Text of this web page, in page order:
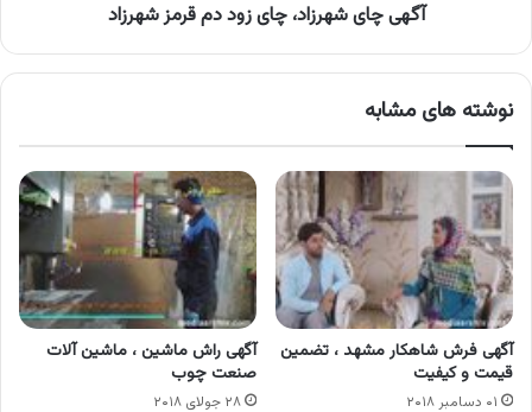
آگهی چای شهرزاد، چای زود دم قرمز شهرزاد
نوشته های مشابه
آگهی فرش شاهکار مشهد ، تضمین
قیمت و کیفیت
۰۱ دسامبر ۲۰۱۸
آگهی راش ماشین ، ماشین آلات
صنعت چوب
۲۸ جولای ۲۰۱۸